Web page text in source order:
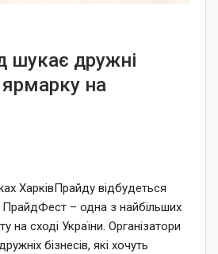
шукає дружні
ярмарку на
ХарківПрайду відбудеться
ПрайдФест – одна з найбільших
на сході України. Організатори
бізнесів, які хочуть